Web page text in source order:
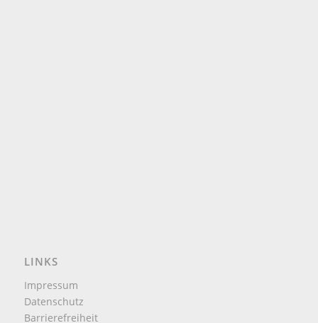
LINKS
Impressum
Datenschutz
Barrierefreiheit